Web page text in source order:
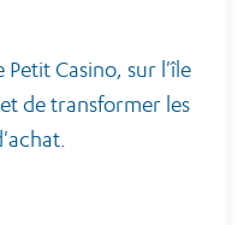
Casino, sur l'île
de transformer les